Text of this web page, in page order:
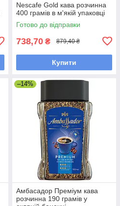
Nescafe Gold кава розчинна
400 грамів в м'якій упаковці
Готово до відправки
738,70 ₴ 879,40 ₴
Купити
–14%
Амбасадор Преміум кава
розчинна 190 грамів у